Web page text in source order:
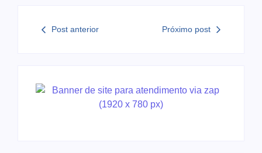
Post anterior Próximo post